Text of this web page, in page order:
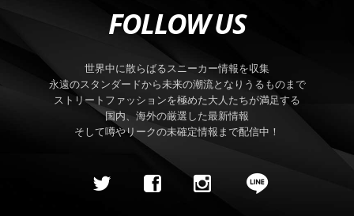
FOLLOW US
世界中に散らばるスニーカー情報を収集
永遠のスタンダードから未来の潮流となりうるものまで
ストリートファッションを極めた大人たちが満足する
国内、海外の厳選した最新情報
そして噂やリークの未確定情報まで配信中！